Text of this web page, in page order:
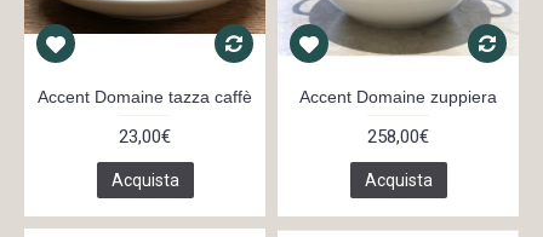
Accent Domaine tazza caffè
23,00€
Acquista
Accent Domaine zuppiera
258,00€
Acquista